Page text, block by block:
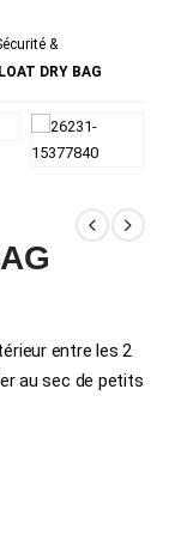
&
DRY BAG
entre les 2
au sec de petits